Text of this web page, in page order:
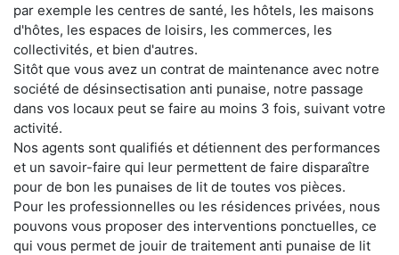
par exemple les centres de santé, les hôtels, les maisons
d'hôtes, les espaces de loisirs, les commerces, les
collectivités, et bien d'autres.
Sitôt que vous avez un contrat de maintenance avec notre
société de désinsectisation anti punaise, notre passage
dans vos locaux peut se faire au moins 3 fois, suivant votre
activité.
Nos agents sont qualifiés et détiennent des performances
et un savoir-faire qui leur permettent de faire disparaître
pour de bon les punaises de lit de toutes vos pièces.
Pour les professionnelles ou les résidences privées, nous
pouvons vous proposer des interventions ponctuelles, ce
qui vous permet de jouir de traitement anti punaise de lit